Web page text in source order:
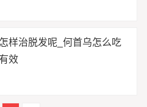
样治脱发呢_何首乌怎么吃
效